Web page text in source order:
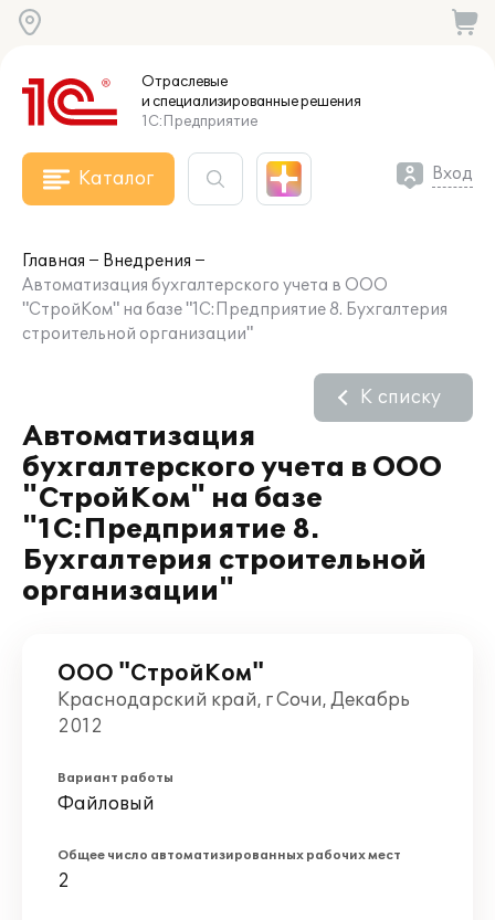
Отраслевые
и специализированныерешения
1С:Предприятие
Каталог Вход
Главная
Внедрения
Автоматизация бухгалтерского учета в ООО
"СтройКом" на базе "1С:Предприятие 8. Бухгалтерия
строительной организации"
Автоматизация
бухгалтерского учета в ООО
"СтройКом" на базе
"1С:Предприятие 8.
Бухгалтерия строительной
организации"
К списку
ООО "СтройКом"
Краснодарский край, г Сочи, Декабрь
2012
Вариант работы
Файловый
Общее число автоматизированных рабочих мест
2